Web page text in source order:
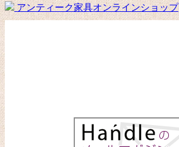
ョアンティーク家具オンラインショップ